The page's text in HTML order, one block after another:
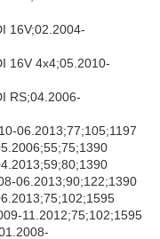
16V;02.2004-
16V 4x4;05.2010-
RS;04.2006-
06.2013;77;105;1197
06.2013;90;122;1390
11.2012;75;102;1595